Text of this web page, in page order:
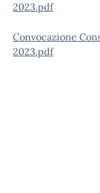
2023.pdf
Convocazione
2023.pdf